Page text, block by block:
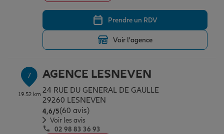
Prendre un RDV
Voir l'agence
7
19.52 km
AGENCE LESNEVEN
24 RUE DU GENERAL DE GAULLE
29260 LESNEVEN
4,6/5Note de 4.6 sur 5
(60 avis)
Voir les avis
02 98 83 36 93